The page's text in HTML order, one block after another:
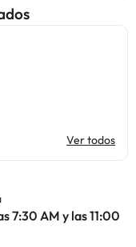
Ver todos
7:30 AM y las 11:00